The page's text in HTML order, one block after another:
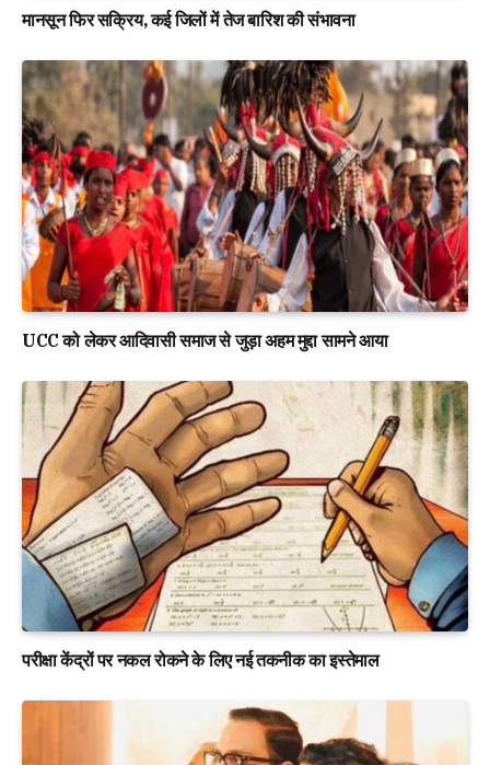
मानसून फिर सक्रिय, कई जिलों में तेज बारिश की संभावना
UCC को लेकर आदिवासी समाज से जुड़ा अहम मुद्दा सामने आया
परीक्षा केंद्रों पर नकल रोकने के लिए नई तकनीक का इस्तेमाल